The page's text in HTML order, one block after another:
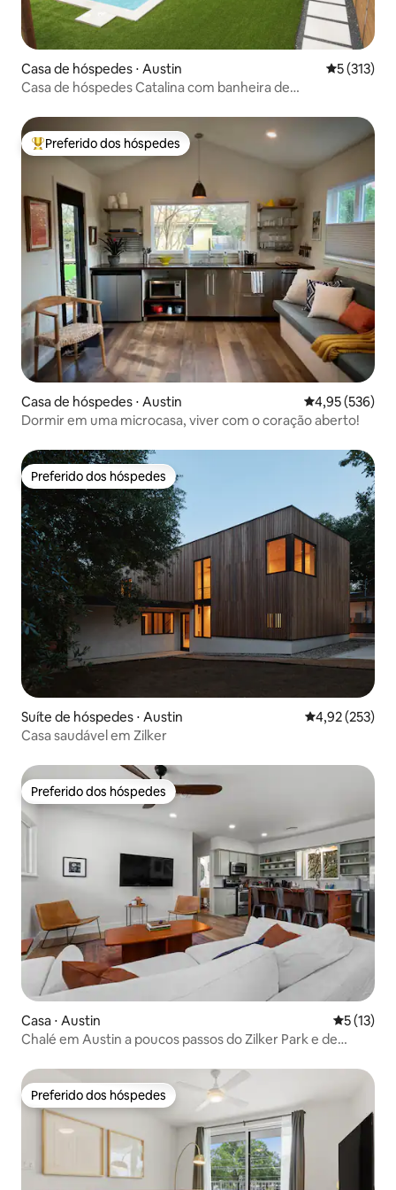
Casa de hóspedes ⋅ Austin 5 de uma
5 (313)
Casa de hóspedes Catalina com banheira de
Entre os melhores preferidos dos hóspedes
Preferido dos hóspedes
Casa de hóspedes ⋅ Austin 4,95 de uma
4,95 (536)
Dormir em uma microcasa, viver com o coração aberto!
Preferido dos hóspedes
Preferido dos hóspedes
Suíte de hóspedes ⋅ Austin 4,92 de uma
4,92 (253)
Casa saudável em Zilker
Preferido dos hóspedes
Preferido dos hóspedes
Casa ⋅ Austin 5 de uma
5 (13)
Chalé em Austin a poucos passos do Zilker Park e de
Preferido dos hóspedes
Preferido dos hóspedes